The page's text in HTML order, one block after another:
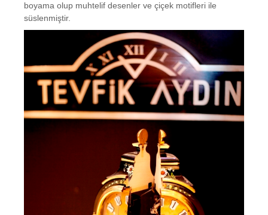
boyama olup muhtelif desenler ve çiçek motifleri ile
süslenmiştir.